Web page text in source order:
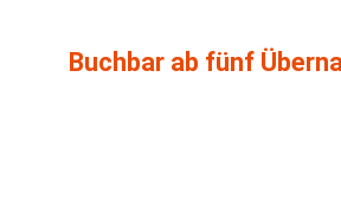
Buchbar ab fünf